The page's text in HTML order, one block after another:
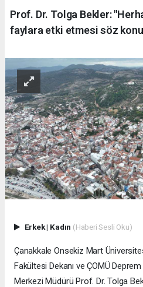
Prof. Dr. Tolga Bekler:
faylara etki etmesi söz
Erkek| Kadın (Haberi Sesli Oku)
Çanakkale Onsekiz Mart
Fakültesi Dekanı ve ÇOMÜ
Merkezi Müdürü Prof. Dr. Tolga